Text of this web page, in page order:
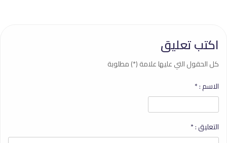
اكتب تعليق
كل الحقول التي عليها علامة (*) مطلوبة
الاسم :*
التعليق :*